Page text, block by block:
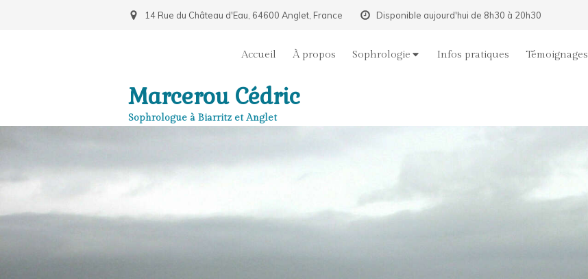
14 Rue du Château d'Eau, 64600 Anglet, France Disponible aujourd'hui de 8h30 à 20h30
Accueil À propos Sophrologie Infos pratiques Témoignages
Marcerou Cédric
Sophrologue à Biarritz et Anglet